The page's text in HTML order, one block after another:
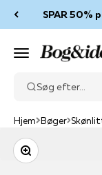
SPAR 50%
Menu Bog & idé
Søg efter...
Hjem Bøger
Zoom